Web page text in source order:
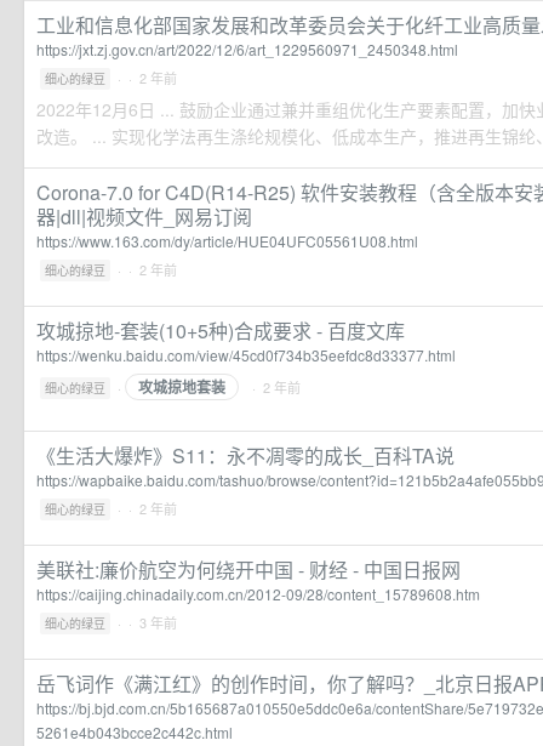
工业和信息化部国家发展和改革委员会关于化纤工业高质
https://jxt.zj.gov.cn/art/2022/12/6/art_1229560971_2450348.html
细心的绿豆 · · 2 年前
2022年12月6日 ... 鼓励企业通过兼并重组优化生产要素配置，加
改造。 ... 实现化学法再生涤纶规模化、低成本生产，推进再生锦纶
Corona-7.0 for C4D(R14-R25) 软件安装教程（含全版本安
器|dll|视频文件_网易订阅
https://www.163.com/dy/article/HUE04UFC05561U08.html
细心的绿豆 · · 2 年前
攻城掠地-套装(10+5种)合成要求 - 百度文库
https://wenku.baidu.com/view/45cd0f734b35eefdc8d33377.html
细心的绿豆 · 攻城掠地套装 · 2 年前
《生活大爆炸》S11：永不凋零的成长_百科TA说
https://wapbaike.baidu.com/tashuo/browse/
细心的绿豆 · · 2 年前
美联社:廉价航空为何绕开中国 - 财经 - 中国日报网
https://caijing.chinadaily.com.cn/2012-09/28/content_15789608.htm
细心的绿豆 · · 3 年前
岳飞词作《满江红》的创作时间，你了解吗？_北京日报
https://bj.bjd.com.cn/5b165687a010550e5ddc0e6a/contentShare/
5261e4b043bcce2c442c.html